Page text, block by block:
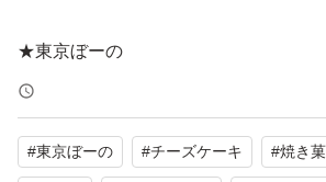
★東京ぼーの
トーキョーリッチチーズケーキ 10本入
箱入りのままお送りします。衛生的な
#東京ぼーの #チーズケーキ #焼き